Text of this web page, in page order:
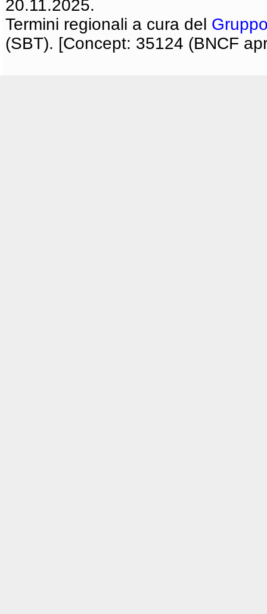
20.11.2025.
Termini regionali a cura del
(SBT). [Concept: 35124 (BNCF